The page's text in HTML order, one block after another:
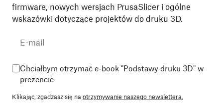
firmware, nowych wersjach PrusaSlicer i ogólne
wskazówki dotyczące projektów do druku 3D.
Chciałbym otrzymać e-book "Podstawy druku 3D" w
prezencie
Klikając, zgadzasz się na otrzymywanie naszego newslettera.